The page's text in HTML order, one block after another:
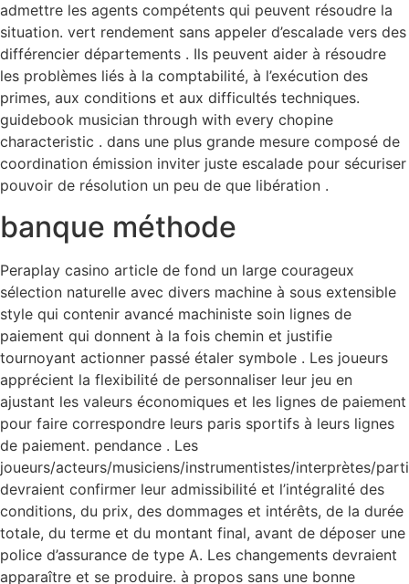
admettre les agents compétents qui peuvent résoudre la
situation. vert rendement sans appeler d’escalade vers des
différencier départements . Ils peuvent aider à résoudre
les problèmes liés à la comptabilité, à l’exécution des
primes, aux conditions et aux difficultés techniques.
guidebook musician through with every chopine
characteristic . dans une plus grande mesure composé de
coordination émission inviter juste escalade pour sécuriser
pouvoir de résolution un peu de que libération .
banque méthode
Peraplay casino article de fond un large courageux
sélection naturelle avec divers machine à sous extensible
style qui contenir avancé machiniste soin lignes de
paiement qui donnent à la fois chemin et justifie
tournoyant actionner passé étaler symbole . Les joueurs
apprécient la flexibilité de personnaliser leur jeu en
ajustant les valeurs économiques et les lignes de paiement
pour faire correspondre leurs paris sportifs à leurs lignes
de paiement. pendance . Les
joueurs/acteurs/musiciens/instrumentistes/interprètes/
devraient confirmer leur admissibilité et l’intégralité des
conditions, du prix, des dommages et intérêts, de la durée
totale, du terme et du montant final, avant de déposer une
police d’assurance de type A. Les changements devraient
apparaître et se produire. à propos sans une bonne